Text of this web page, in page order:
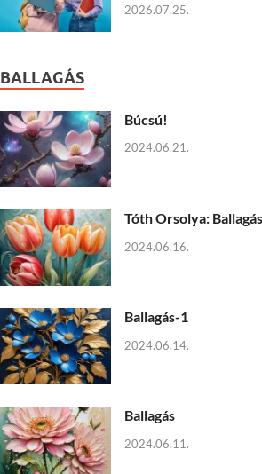
2026.07.25.
BALLAGÁS
Búcsú!
2024.06.21.
Tóth Orsolya:
2024.06.16.
Ballagás-1
2024.06.14.
Ballagás
2024.06.11.